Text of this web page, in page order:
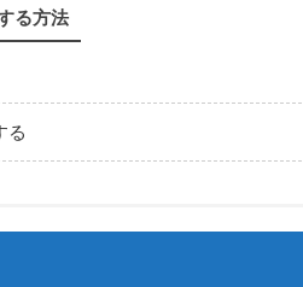
る方法
る